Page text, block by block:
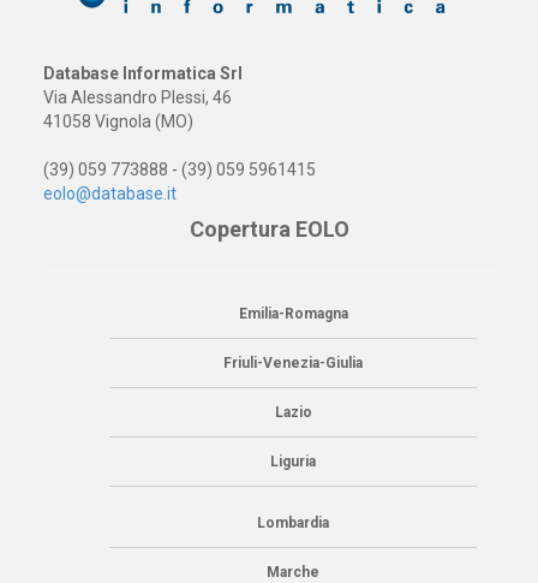
Database Informatica Srl
Via Alessandro Plessi, 46
41058 Vignola (MO)
(39) 059 773888 - (39) 059 5961415
eolo@database.it
Copertura EOLO
Emilia-Romagna
Friuli-Venezia-Giulia
Lazio
Liguria
Lombardia
Marche